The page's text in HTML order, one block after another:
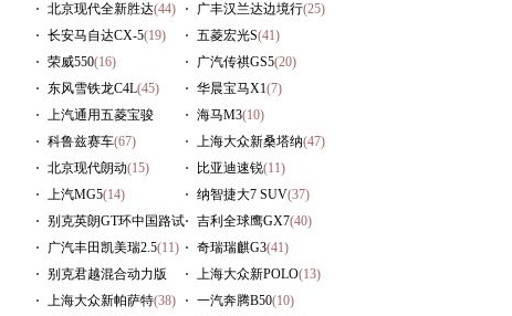
北京现代全新胜达(44) 广丰汉兰达边境行(25)
长安马自达CX-5(19) 五菱宏光S(41)
荣威550(16) 广汽传祺GS5(20)
东风雪铁龙C4L(45) 华晨宝马X1(7)
上汽通用五菱宝骏
630(16)
海马M3(10)
科鲁兹赛车(67) 上海大众新桑塔纳(47)
北京现代朗动(15) 比亚迪速锐(11)
上汽MG5(14) 纳智捷大7 SUV(37)
别克英朗GT环中国路试
(54)
吉利全球鹰GX7(40)
广汽丰田凯美瑞2.5(11) 奇瑞瑞麒G3(41)
别克君越混合动力版
(14)
上海大众新POLO(13)
上海大众新帕萨特(38) 一汽奔腾B50(10)